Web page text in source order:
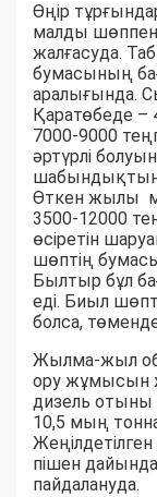
Өңір
малды
жалғасуда.
бумасының
аралығында.
Қаратөбеде –
7000-9000
әртүрлі
Өткен жылы
3500-12000
өсіретін
шөптің
Былтыр бұл
еді. Биыл
болса,
Жылма-жыл
ору жұмысын
дизель отыны
10,5 мың
пішен
пайдалануда.